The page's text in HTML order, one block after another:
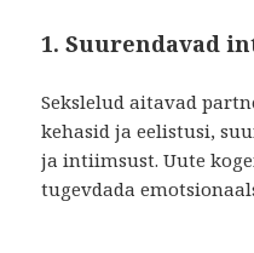
1. Suurendavad
Sekslelud aitavad
kehasid ja eelistusi,
ja intiimsust. Uute
tugevdada